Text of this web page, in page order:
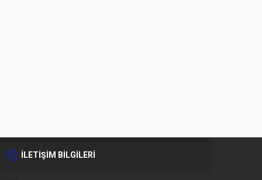
İLETİŞİM BİLGİLERİ